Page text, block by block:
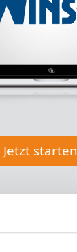
Jetzt starten